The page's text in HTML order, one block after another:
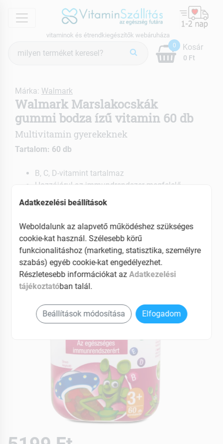
menu
vitaminok és étrendkiegészítők webáruháza
keresés
0
0 Ft
Kosár
Márka: Walmark
Walmark Marslakocskák
gummi bodza ízű vitamin 60 db
Multivitamin gyerekeknek
Tartalom: 60 db
B, C, D-vitamint tartalmaz
Hozzájárul az immundrendszer megfelelő
működéséhez
EAN: 8596024007467
Adatkezelési beállítások
Weboldalunk az alapvető működéshez szükséges
cookie-kat használ. Szélesebb körű
funkcionalitáshoz (marketing, statisztika, személyre
szabás) egyéb cookie-kat engedélyezhet.
Részletesebb információkat az Adatkezelési
tájékoztatóban talál.
Beállítások módosítása Elfogadom